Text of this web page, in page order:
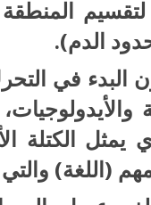
الدم).
البدء في
يمثل
والتي تجمع